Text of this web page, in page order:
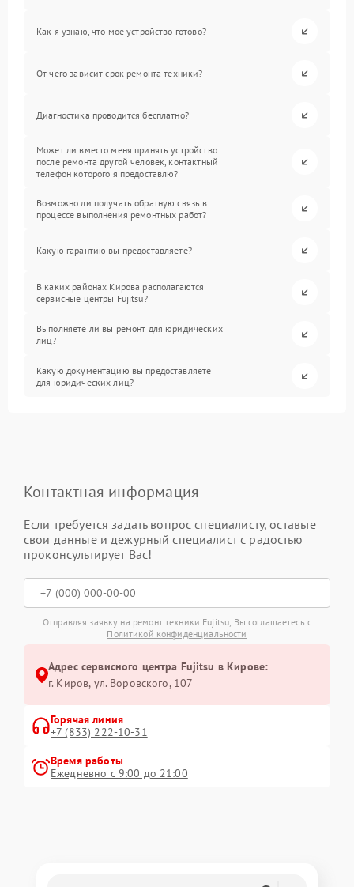
Как я узнаю, что мое устройство готово?
От чего зависит срок ремонта техники?
Диагностика проводится бесплатно?
Может ли вместо меня принять устройство
после ремонта другой человек, контактный
телефон которого я предоставлю?
Возможно ли получать обратную связь в
процессе выполнения ремонтных работ?
Какую гарантию вы предоставляете?
В каких районах Кирова располагаются
сервисные центры Fujitsu?
Выполняете ли вы ремонт для юридических
лиц?
Какую документацию вы предоставляете
для юридических лиц?
Контактная информация
Если требуется задать вопрос специалисту, оставьте
свои данные и дежурный специалист с радостью
проконсультирует Вас!
Отправляя заявку на ремонт техники Fujitsu, Вы соглашаетесь с
Политикой конфиденциальности
Адрес сервисного центра Fujitsu в Кирове:
г. Киров, ул. Воровского, 107
Горячая линия
+7 (833) 222-10-31
Время работы
Ежедневно с 9:00 до 21:00